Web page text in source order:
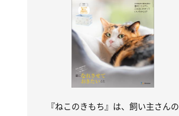
『ねこのきもち』は、飼い主さんの